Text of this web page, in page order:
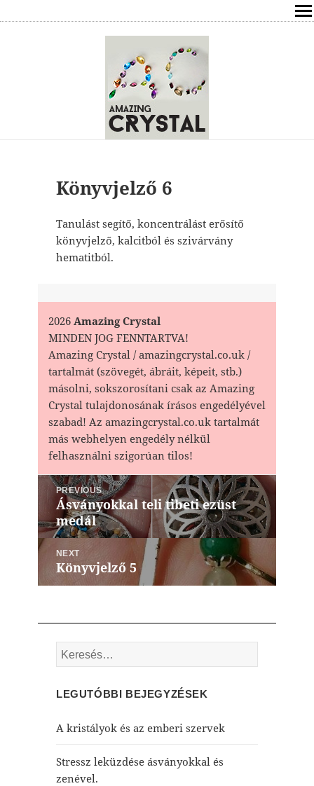
ÍRÁSOK
ÁSVÁNYOK HATÁSAI
ELÉRHETŐSÉG
FREE
Könyvjelző 6
Tanulást segítő, koncentrálást erősítő
könyvjelző, kalcitból és szivárvány
hematitból.
2026Amazing Crystal
MINDEN JOG FENNTARTVA!
Amazing Crystal / amazingcrystal.co.uk /
tartalmát (szövegét, ábráit, képeit, stb.)
másolni, sokszorosítani csak az Amazing
Crystal tulajdonosának írásos engedélyével
szabad! Az amazingcrystal.co.uk tartalmát
más webhelyen engedély nélkül
felhasználni szigorúan tilos!
Bejegyzés
navigáció
PREVIOUS
Previous
post:
Ásványokkal teli tibeti ezüst
medál
NEXT
Next
post:
Könyvjelző 5
Keresés:
LEGUTÓBBI BEJEGYZÉSEK
A kristályok és az emberi szervek
Stressz leküzdése ásványokkal és
zenével.